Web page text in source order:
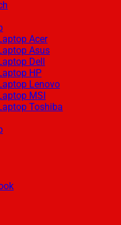
Acer
Asus
Dell
HP
Lenovo
MSI
Toshiba